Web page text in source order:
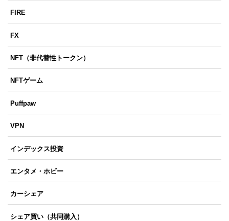
FIRE
FX
NFT（非代替性トークン）
NFTゲーム
Puffpaw
VPN
インデックス投資
エンタメ・ホビー
カーシェア
シェア買い（共同購入）